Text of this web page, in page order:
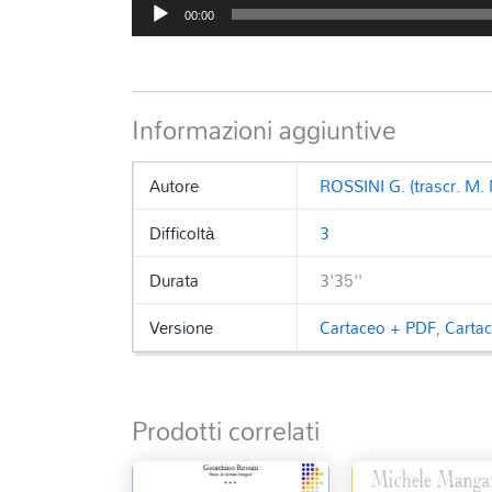
Player
00:00
Informazioni aggiuntive
Autore
ROSSINI G. (trascr.
Difficoltà
3
Durata
3'35''
Versione
Cartaceo + PDF,
Prodotti correlati